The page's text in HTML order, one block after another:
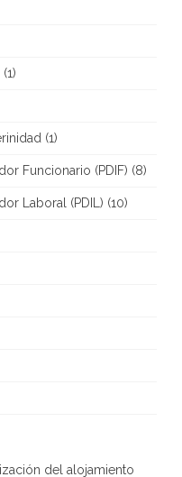
(1)
(1)
Funcionario (PDIF) (8)
Laboral (PDIL) (10)
del alojamiento